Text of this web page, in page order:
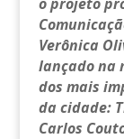
Verônica
lançado na
dos mais
da cidade:
Carlos